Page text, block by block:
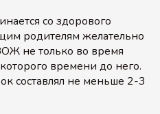
со здорового
родителям желательно
не только во время
времени до него.
составлял не меньше 2-3